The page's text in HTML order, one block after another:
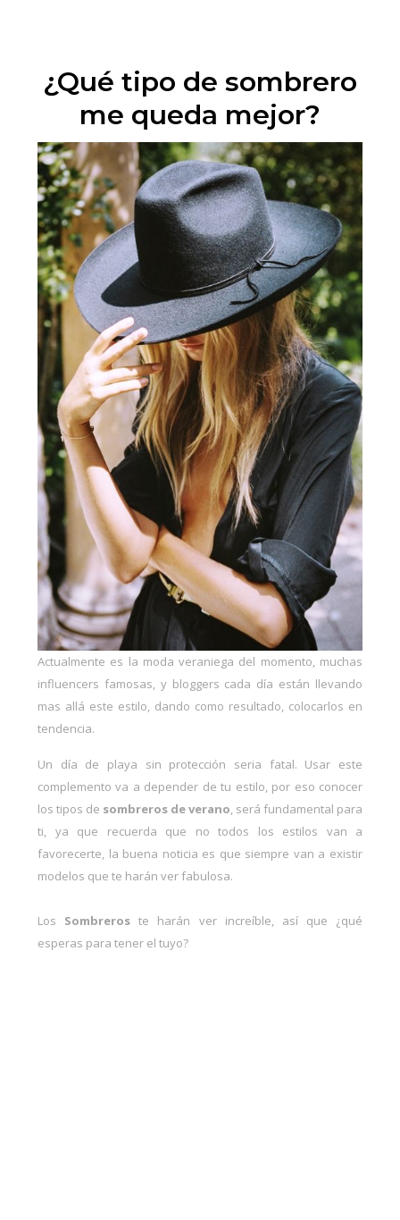
¿Qué tipo de sombrero
me queda mejor?
Actualmente es la moda veraniega del momento, muchas
influencers famosas, y bloggers cada día están llevando
mas allá este estilo, dando como resultado, colocarlos en
tendencia.
Un día de playa sin protección seria fatal. Usar este
complemento va a depender de tu estilo, por eso conocer
los tipos de sombreros de verano, será fundamental para
ti, ya que recuerda que no todos los estilos van a
favorecerte, la buena noticia es que siempre van a existir
modelos que te harán ver fabulosa.
Los Sombreroste harán ver increíble, así que ¿qué
esperas para tener el tuyo?